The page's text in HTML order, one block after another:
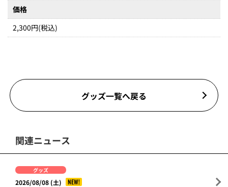
価格
2,300円(税込)
グッズ一覧へ戻る
関連ニュース
グッズ
2026/08/08 (土)
NEW!